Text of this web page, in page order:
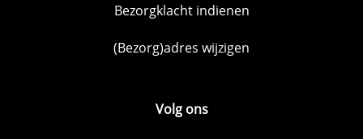
Bezorgklacht indienen
(Bezorg)adres wijzigen
Volg ons